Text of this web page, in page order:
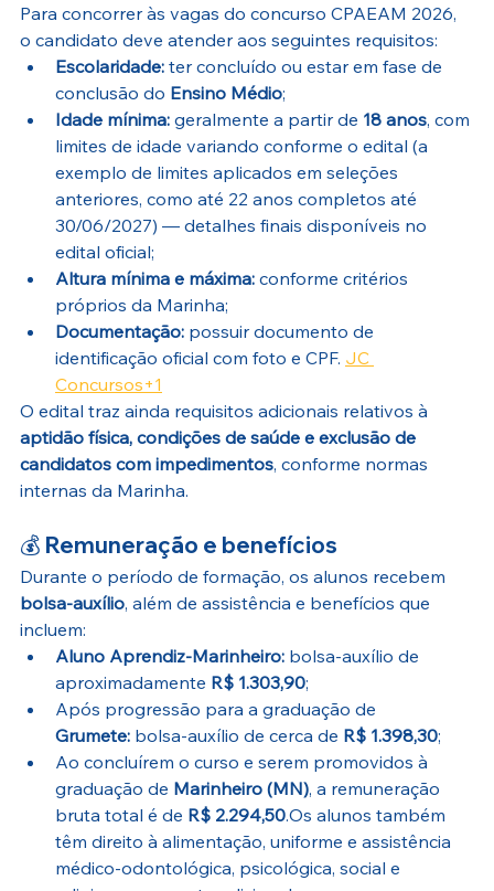
Para concorrer às vagas do concurso CPAEAM 2026,
o candidato deve atender aos seguintes requisitos:
Escolaridade: ter concluído ou estar em fase de
conclusão do Ensino Médio;
Idade mínima: geralmente a partir de 18 anos, com
limites de idade variando conforme o edital (a
exemplo de limites aplicados em seleções
anteriores, como até 22 anos completos até
30/06/2027) — detalhes finais disponíveis no
edital oficial;
Altura mínima e máxima: conforme critérios
próprios da Marinha;
Documentação: possuir documento de
identificação oficial com foto e CPF. JC
Concursos+1
O edital traz ainda requisitos adicionais relativos à
aptidão física, condições de saúde e exclusão de
candidatos com impedimentos, conforme normas
internas da Marinha.
💰 Remuneração e benefícios
Durante o período de formação, os alunos recebem
bolsa-auxílio, além de assistência e benefícios que
incluem:
Aluno Aprendiz-Marinheiro: bolsa-auxílio de
aproximadamente R$ 1.303,90;
Após progressão para a graduação de
Grumete: bolsa-auxílio de cerca de R$ 1.398,30;
Ao concluírem o curso e serem promovidos à
graduação de Marinheiro (MN), a remuneração
bruta total é de R$ 2.294,50.Os alunos também
têm direito à alimentação, uniforme e assistência
médico-odontológica, psicológica, social e